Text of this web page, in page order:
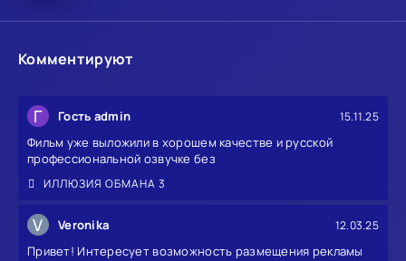
Комментируют
Г Гость admin 15.11.25
Фильм уже выложили в хорошем качестве и русской
профессиональной озвучке без
ИЛЛЮЗИЯ ОБМАНА 3
V Veronika 12.03.25
Привет! Интересует возможность размещения рекламы